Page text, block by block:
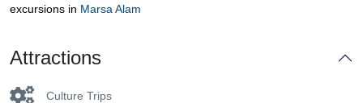
excursions in Marsa Alam
Attractions
Culture Trips